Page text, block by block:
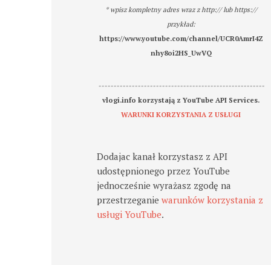
* wpisz kompletny adres wraz z http:// lub https://
przykład:
https://www.youtube.com/channel/UCR0AmrI4Z
nhy8oi2HS_UwVQ
-------------------------------------------------------
vlogi.info korzystają z YouTube API Services.
WARUNKI KORZYSTANIA Z USŁUGI
Dodajac kanał korzystasz z API
udostępnionego przez YouTube
jednocześnie wyrażasz zgodę na
przestrzeganiewarunków korzystania z
usługi YouTube.